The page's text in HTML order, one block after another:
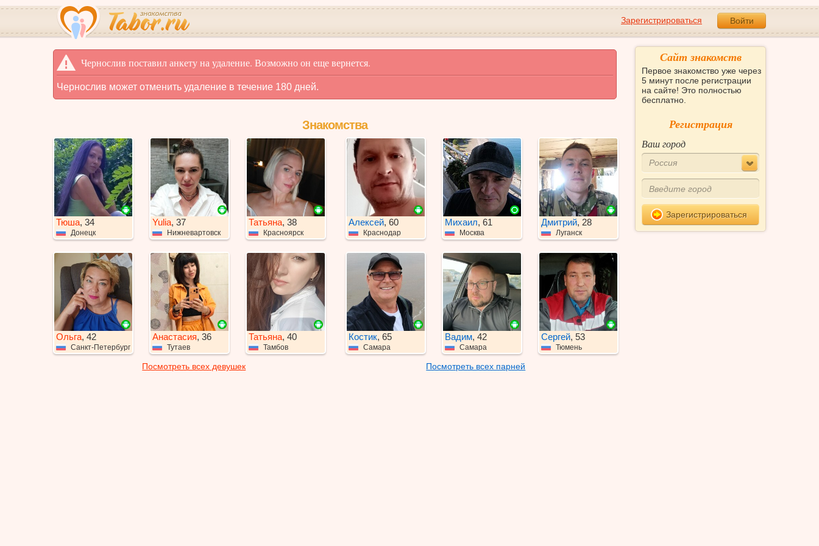
Зарегистрироваться Войти
Чернослив поставил анкету на удаление. Возможно он еще вернется.
Чернослив может отменить удаление в течение 180 дней.
Знакомства
Тюша, 34
Донецк
Yulia, 37
Нижневартовск
Татьяна, 38
Красноярск
Ольга, 42
Санкт-Петербург
Анастасия, 36
Тутаев
Татьяна, 40
Тамбов
Посмотреть всех девушек
Алексей, 60
Краснодар
Михаил, 61
Москва
Дмитрий, 28
Луганск
Костик, 65
Самара
Вадим, 42
Самара
Сергей, 53
Тюмень
Посмотреть всех парней
Сайт знакомств
Первое знакомство уже через
5 минут после регистрации
на сайте! Это полностью
бесплатно.
Регистрация
Ваш город
Россия
Зарегистрироваться